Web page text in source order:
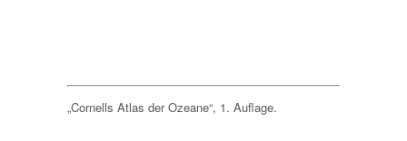
„Cornells Atlas der Ozeane“, 1. Auflage.